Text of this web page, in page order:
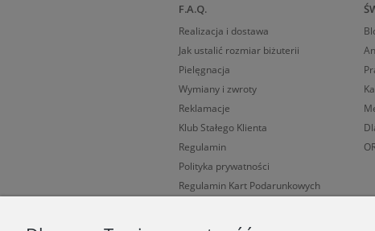
F.A.Q.
Realizacja i dostawa
Jak ustalić rozmiar biżuterii
Pielęgnacja
Wymiany i zwroty
Reklamacje
Klub Stałego Klienta
Regulamin
Polityka prywatności
Regulamin Kart Podarunkowych